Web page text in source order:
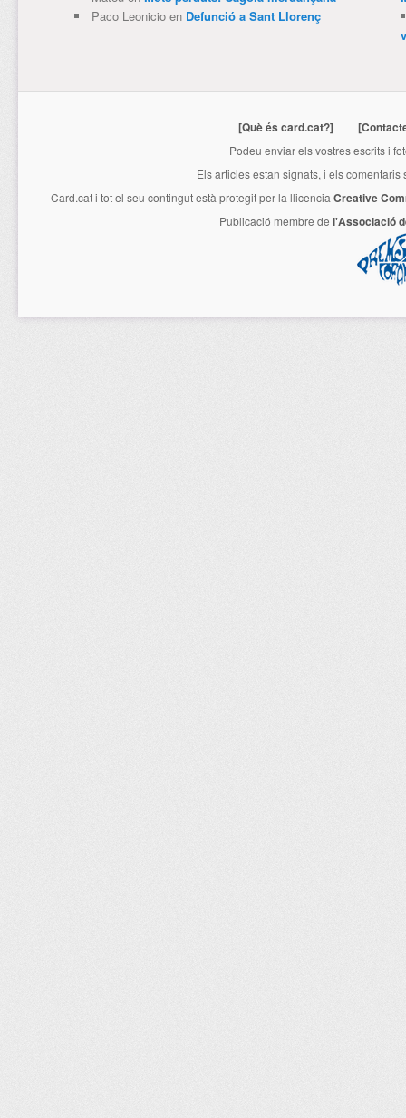
Paco Leonicioen Defunció a Sant Llorenç
[Què és card.cat?]
Podeu enviar els vostres escrits i
Els articles estan signats, i els
Card.cati tot el seu contingut està protegit per la llicencia Creative
Publicació membre de l'Associació